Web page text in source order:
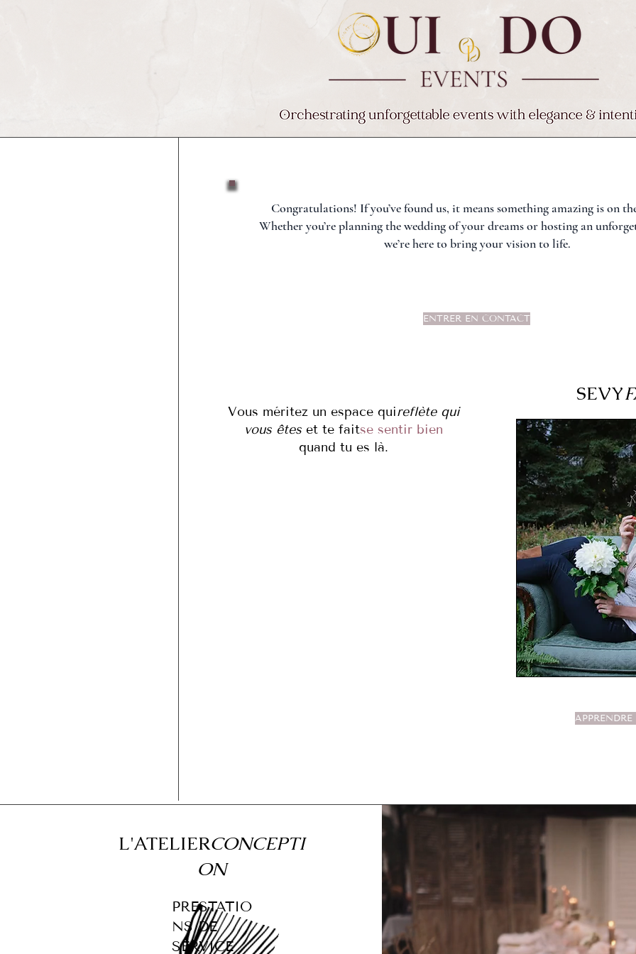
Congratulations! If you’ve found us, it means something amazing is on
Whether you’re planning the wedding of your dreams or hosting an
we’re here to bring your vision to life.
Vous méritez un espace quireflète qui
vous êtes et te faitse sentir bien
quand tu es là.
SEVY
ENTRER EN CONTACT
L'ATELIERCONCEPTI
ON
PRESTATIO
NS DE
SERVICE